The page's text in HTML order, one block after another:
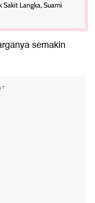
Sakit Langka, Suami
semakin